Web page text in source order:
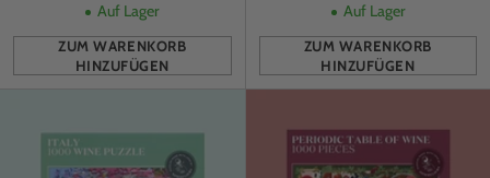
Auf Lager
ZUM WARENKORB
HINZUFÜGEN
Anzahl
Auf Lager
ZUM WARENKORB
HINZUFÜGEN
Anzahl